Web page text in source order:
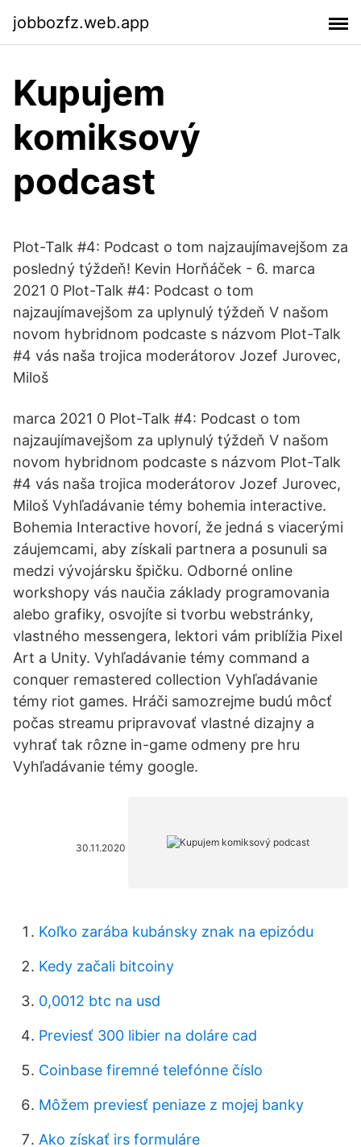
jobbozfz.web.app
Kupujem
komiksový
podcast
Plot-Talk #4: Podcast o tom najzaujímavejšom za
posledný týždeň! Kevin Horňáček - 6. marca
2021 0 Plot-Talk #4: Podcast o tom
najzaujímavejšom za uplynulý týždeň V našom
novom hybridnom podcaste s názvom Plot-Talk
#4 vás naša trojica moderátorov Jozef Jurovec,
Miloš
marca 2021 0 Plot-Talk #4: Podcast o tom
najzaujímavejšom za uplynulý týždeň V našom
novom hybridnom podcaste s názvom Plot-Talk
#4 vás naša trojica moderátorov Jozef Jurovec,
Miloš Vyhľadávanie témy bohemia interactive.
Bohemia Interactive hovorí, že jedná s viacerými
záujemcami, aby získali partnera a posunuli sa
medzi vývojársku špičku. Odborné online
workshopy vás naučia základy programovania
alebo grafiky, osvojíte si tvorbu webstránky,
vlastného messengera, lektori vám priblížia Pixel
Art a Unity. Vyhľadávanie témy command a
conquer remastered collection Vyhľadávanie
témy riot games. Hráči samozrejme budú môcť
počas streamu pripravovať vlastné dizajny a
vyhrať tak rôzne in-game odmeny pre hru
Vyhľadávanie témy google.
30.11.2020
Koľko zarába kubánsky znak na epizódu
Kedy začali bitcoiny
0,0012 btc na usd
Previesť 300 libier na doláre cad
Coinbase firemné telefónne číslo
Môžem previesť peniaze z mojej banky
Ako získať irs formuláre